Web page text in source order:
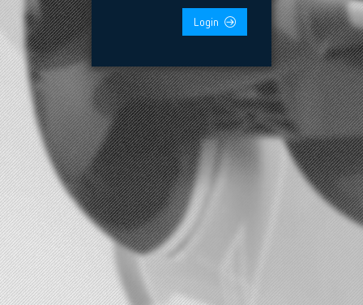
Login